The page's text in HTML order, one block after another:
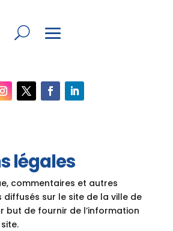
légales
commentaires et autres
diffusés sur le site de la ville de
but de fournir de l’information